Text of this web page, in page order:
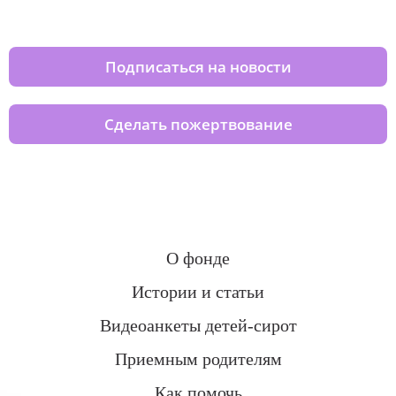
Подписаться на новости
Сделать пожертвование
О фонде
Истории и статьи
Видеоанкеты детей-сирот
Приемным родителям